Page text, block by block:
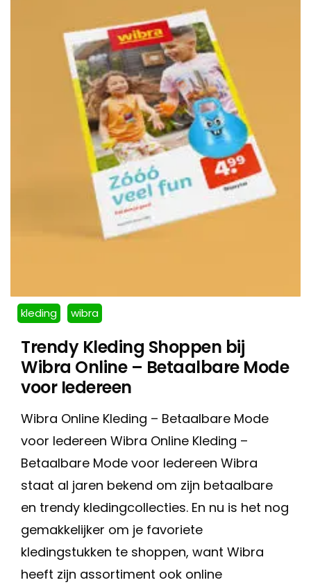
kleding wibra
Trendy Kleding Shoppen bij
Wibra Online – Betaalbare Mode
voor Iedereen
Wibra Online Kleding – Betaalbare Mode
voor Iedereen Wibra Online Kleding –
Betaalbare Mode voor Iedereen Wibra
staat al jaren bekend om zijn betaalbare
en trendy kledingcollecties. En nu is het nog
gemakkelijker om je favoriete
kledingstukken te shoppen, want Wibra
heeft zijn assortiment ook online